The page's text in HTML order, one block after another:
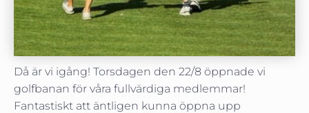
Då är vi igång! Torsdagen den 22/8 öppnade vi
golfbanan för våra fullvärdiga medlemmar!
Fantastiskt att äntligen kunna öppna upp